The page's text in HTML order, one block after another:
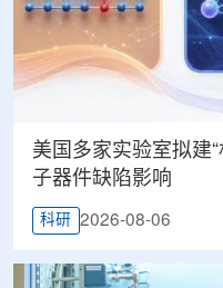
美国多家实验室拟建
子器件缺陷影响
科研 2026-08-06